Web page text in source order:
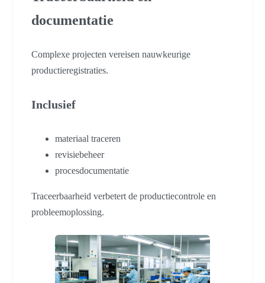
documentatie
Complexe projecten vereisen nauwkeurige
productieregistraties.
Inclusief
materiaal traceren
revisiebeheer
procesdocumentatie
Traceerbaarheid verbetert de productiecontrole en
probleemoplossing.